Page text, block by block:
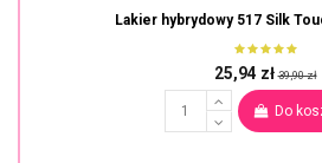
Lakier hybrydowy 517 Silk
25,94 zł39,90 zł
Do